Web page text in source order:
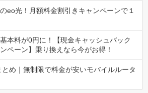
eo光！月額料金割引きキャンペーンで１
本料が0円に！【現金キャッシュバック
ペーン】乗り換えなら今がお得！
め｜無制限で料金が安いモバイルルータ